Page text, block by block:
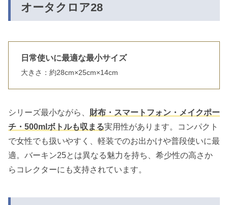
オータクロア28
日常使いに最適な最小サイズ
大きさ：約28cm×25cm×14cm
シリーズ最小ながら、 財布・スマートフォン・メイクポー
チ・500mlボトルも収まる実用性があります。コンパクト
で女性でも扱いやすく、軽装でのお出かけや普段使いに最
適。バーキン25とは異なる魅力を持ち、希少性の高さか
らコレクターにも支持されています。